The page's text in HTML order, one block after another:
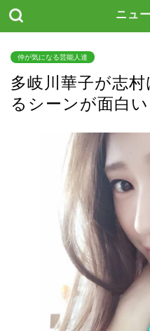
ニュ
仲が気になる芸能人達
多岐川華子が志
るシーンが面白